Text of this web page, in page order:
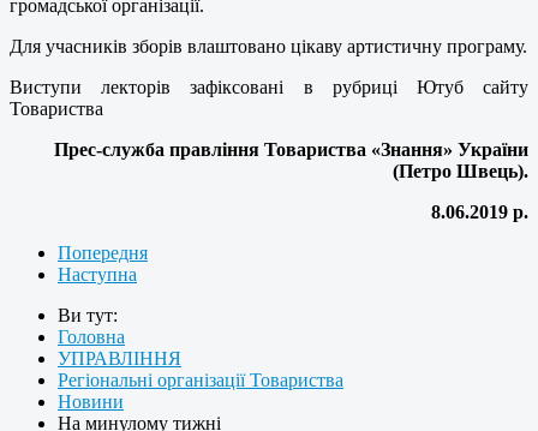
громадської організації.
Для учасників зборів влаштовано цікаву артистичну програму.
Виступи лекторів зафіксовані в рубриці Ютуб сайту
Товариства
Прес-служба правління Товариства «Знання» України
(Петро Швець).
8.06.2019 р.
Попередня
Наступна
Ви тут:
Головна
УПРАВЛІННЯ
Регіональні організації Товариства
Новини
На минулому тижні